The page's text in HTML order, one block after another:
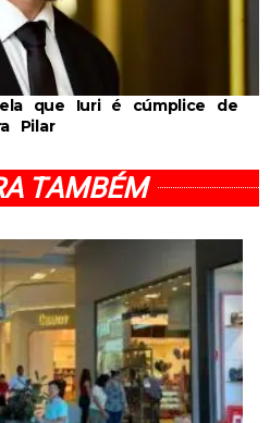
que Iuri é cúmplice de
Pilar
TAMBÉM